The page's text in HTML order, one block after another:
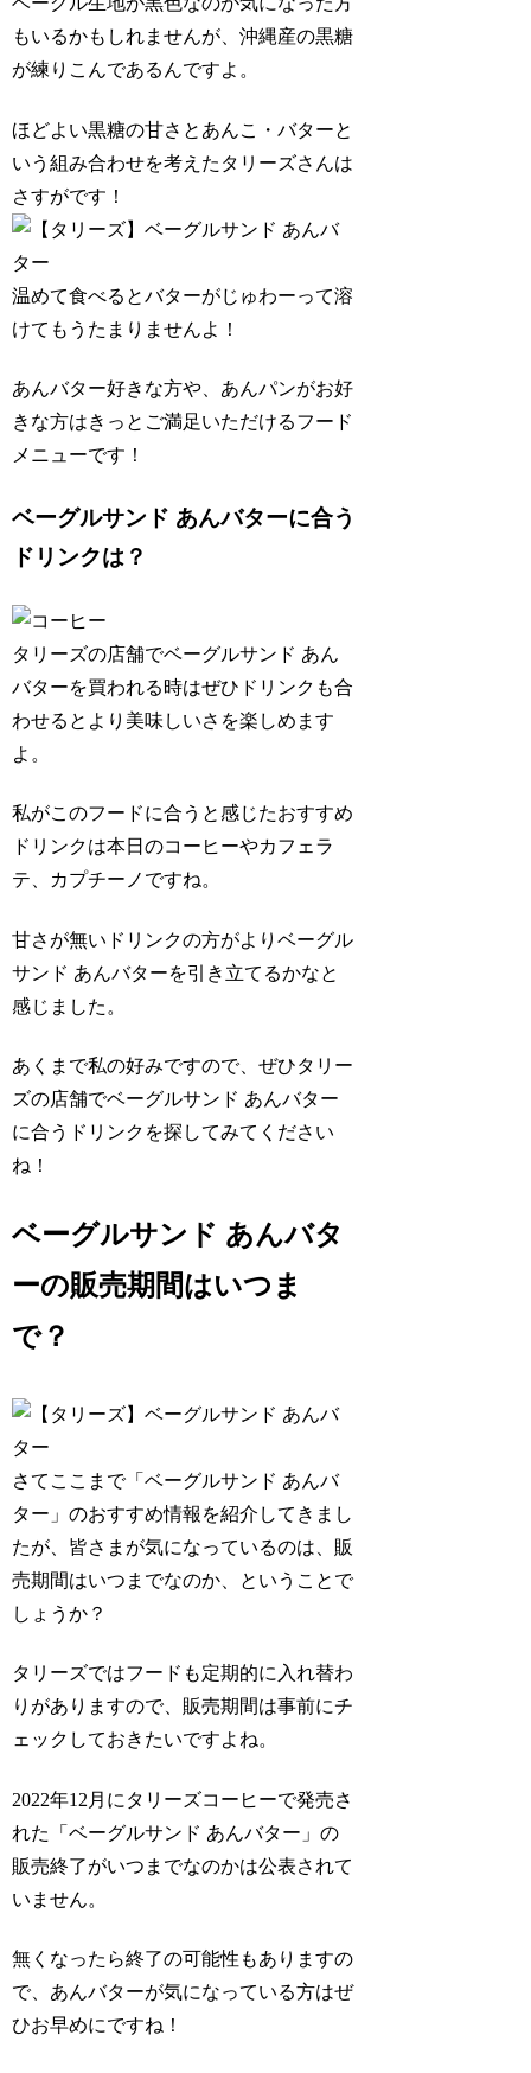
もいるかもしれませんが、沖縄産の黒糖
が練りこんであるんですよ。
ほどよい黒糖の甘さとあんこ・バターと
いう組み合わせを考えたタリーズさんは
さすがです！
温めて食べるとバターがじゅわーって溶
けてもうたまりませんよ！
あんバター好きな方や、あんパンがお好
きな方はきっとご満足いただけるフード
メニューです！
ベーグルサンド あんバターに合う
ドリンクは？
タリーズの店舗でベーグルサンド あん
バターを買われる時はぜひドリンクも合
わせるとより美味しいさを楽しめます
よ。
私がこのフードに合うと感じたおすすめ
ドリンクは本日のコーヒーやカフェラ
テ、カプチーノですね。
甘さが無いドリンクの方がよりベーグル
サンド あんバターを引き立てるかなと
感じました。
あくまで私の好みですので、ぜひタリー
ズの店舗でベーグルサンド あんバター
に合うドリンクを探してみてください
ね！
ベーグルサンド あんバタ
ーの販売期間はいつま
で？
さてここまで「ベーグルサンド あんバ
ター」のおすすめ情報を紹介してきまし
たが、皆さまが気になっているのは、 販
売期間はいつまでなのか 、ということで
しょうか？
タリーズではフードも定期的に入れ替わ
りがありますので、販売期間は事前にチ
ェックしておきたいですよね。
2022年12月にタリーズコーヒーで発売さ
れた「ベーグルサンド あんバター」の
販売終了がいつまでなのかは公表されて
いません。
無くなったら終了の可能性もありますの
で、あんバターが気になっている方はぜ
ひお早めにですね！